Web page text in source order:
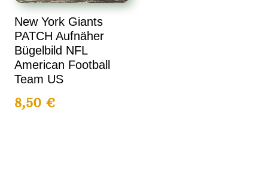
New York Giants
PATCH Aufnäher
Bügelbild NFL
American Football
Team US
8,50€